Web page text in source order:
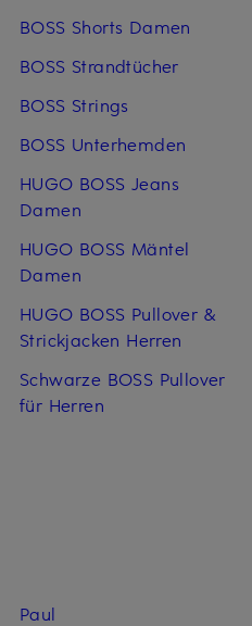
BOSS Shorts Damen
BOSS Strandtücher
BOSS Strings
BOSS Unterhemden
HUGO BOSS Jeans
Damen
HUGO BOSS Mäntel
Damen
HUGO BOSS Pullover &
Strickjacken Herren
Schwarze BOSS Pullover
für Herren
Paul